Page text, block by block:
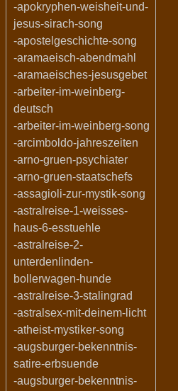
-apokryphen-weisheit-und-
jesus-sirach-song
-apostelgeschichte-song
-aramaeisch-abendmahl
-aramaeisches-jesusgebet
-arbeiter-im-weinberg-
deutsch
-arbeiter-im-weinberg-song
-arcimboldo-jahreszeiten
-arno-gruen-psychiater
-arno-gruen-staatschefs
-assagioli-zur-mystik-song
-astralreise-1-weisses-
haus-6-esstuehle
-astralreise-2-
unterdenlinden-
bollerwagen-hunde
-astralreise-3-stalingrad
-astralsex-mit-deinem-licht
-atheist-mystiker-song
-augsburger-bekenntnis-
satire-erbsuende
-augsburger-bekenntnis-